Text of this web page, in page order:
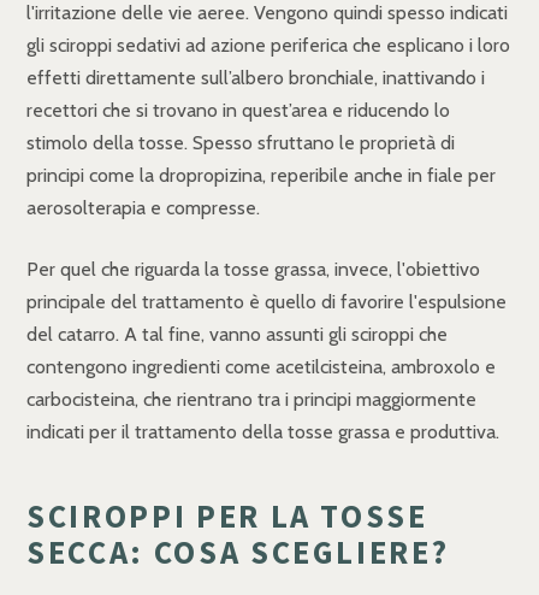
l'irritazione delle vie aeree. Vengono quindi spesso indicati
gli sciroppi sedativi ad azione periferica che esplicano i loro
effetti direttamente sull’albero bronchiale, inattivando i
recettori che si trovano in quest’area e riducendo lo
stimolo della tosse. Spesso sfruttano le proprietà di
principi come la dropropizina, reperibile anche in fiale per
aerosolterapia e compresse.
Per quel che riguarda la tosse grassa, invece, l'obiettivo
principale del trattamento è quello di favorire l'espulsione
del catarro. A tal fine, vanno assunti gli sciroppi che
contengono ingredienti come acetilcisteina, ambroxolo e
carbocisteina, che rientrano tra i principi maggiormente
indicati per il trattamento della tosse grassa e produttiva.
SCIROPPI PER LA TOSSE
SECCA: COSA SCEGLIERE?